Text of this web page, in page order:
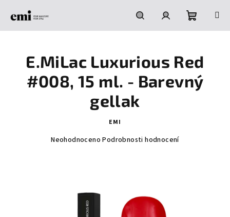
HledatPřihlášeníNákupní
košík
E.MiLac Luxurious Red
#008, 15 ml. - Barevný
gellak
EMI
Průměrné
hvězdiček.
Neohodnoceno Podrobnosti hodnocení